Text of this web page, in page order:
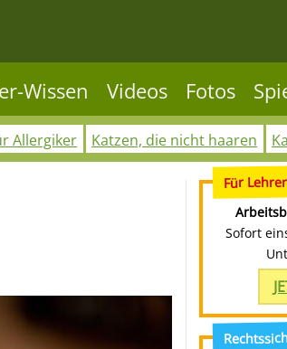
Wissen Videos Fotos
Allergiker Katzen, die nicht haaren
Für
Sofort